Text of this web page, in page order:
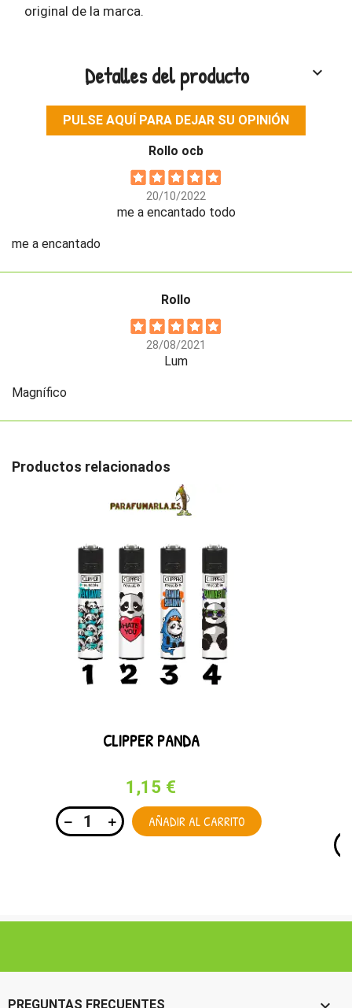
original de la marca.
Detalles del producto keyboard_arrow_down
PULSE AQUÍ PARA DEJAR SU OPINIÓN
Rollo ocb
20/10/2022
me a encantado todo
me a encantado
Rollo
28/08/2021
Lum
Magnífico
Productos relacionados
CLIPPER PANDA
1,15 €
AÑADIR AL CARRITO
PREGUNTAS FRECUENTES